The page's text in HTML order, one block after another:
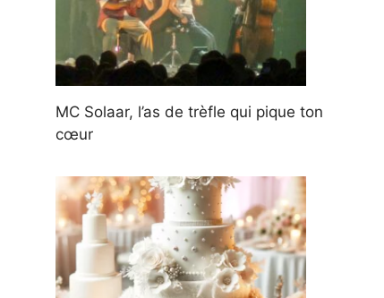
MC Solaar, l’as de trèfle qui pique ton
cœur